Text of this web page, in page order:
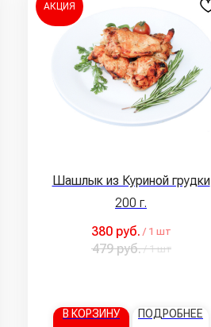
АКЦИЯ
Шашлык из Куриной грудки
200 г.
380 руб. / 1 шт
479 руб. / 1 шт
В КОРЗИНУ ПОДРОБНЕЕ